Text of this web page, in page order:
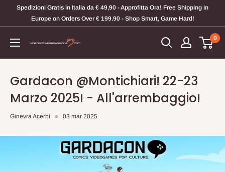
Spedizioni Gratis in Italia da € 49,90 - Approfitta Ora! Free Shipping in
Europe on Orders Over € 199.90 - Shop Smart, Game Hard!
Videogiochi
Per
0
Gardacon @Montichiari! 22-23
Marzo 2025! - All'arrembaggio!
Ginevra Acerbi 03 mar 2025